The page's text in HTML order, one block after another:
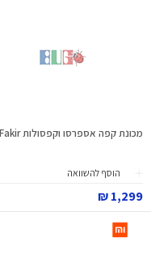
מכונת קפה אספרסו וקפסולות Fakir ...
הוסף להשוואה
1,299 ₪